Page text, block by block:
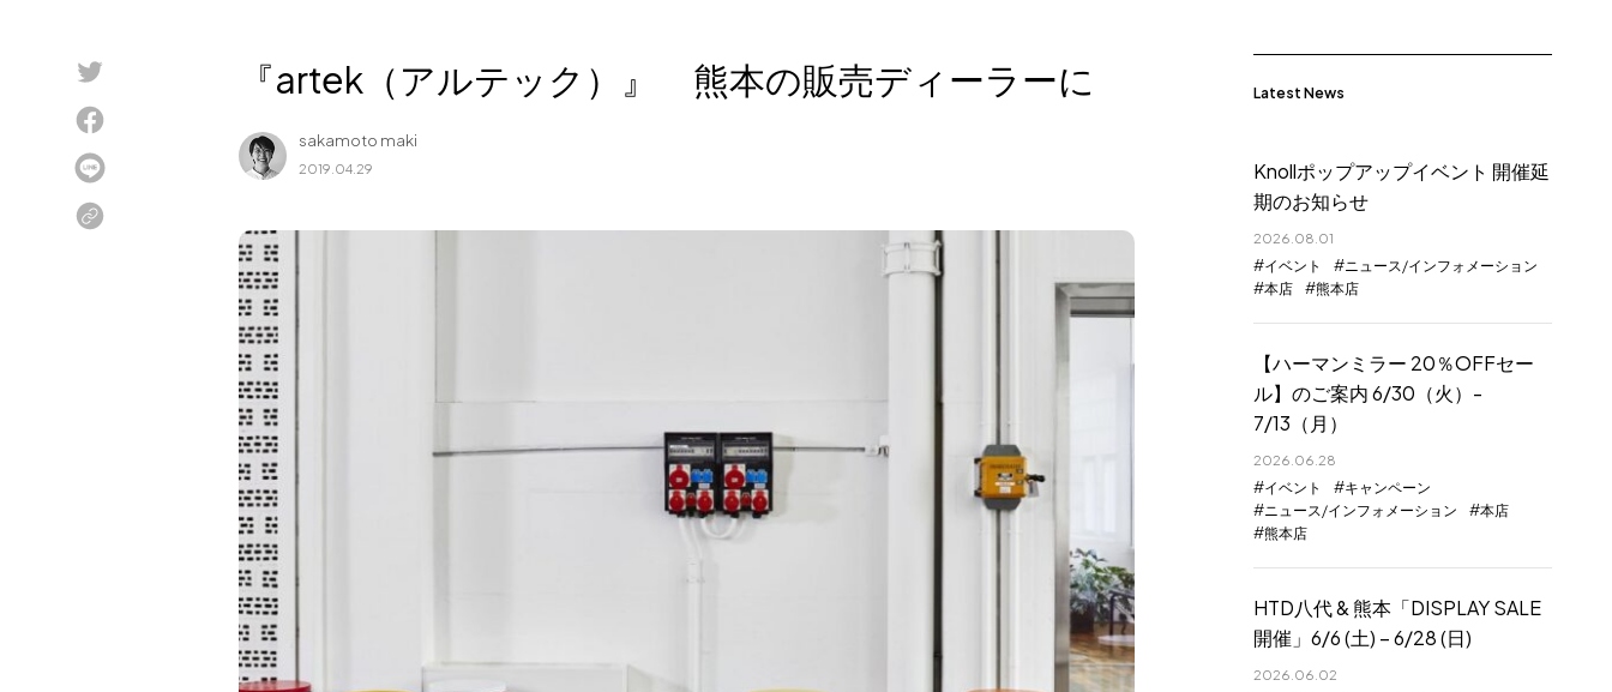
About us
Recruit
Contact
フラッグシップストア
『artek（アルテック）』 熊本の販売ディーラーに
sakamoto maki
2019.04.29
Latest News
Knollポップアップイベント 開催延
期のお知らせ
2026.08.01
イベント
ニュース/インフォメーション
本店
熊本店
【ハーマンミラー 20％OFFセー
ル】のご案内 6/30（火）-
7/13（月）
2026.06.28
イベント
キャンペーン
ニュース/インフォメーション
本店
熊本店
HTD八代 & 熊本「DISPLAY SALE
開催」6/6 (土) – 6/28 (日)
2026.06.02